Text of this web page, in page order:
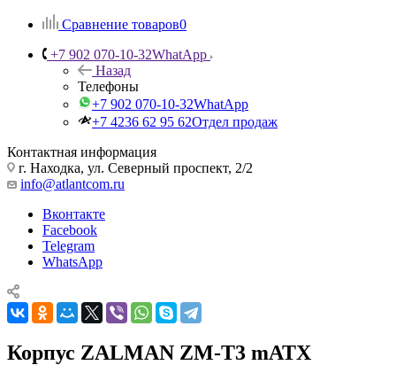
Сравнение товаров0
+7 902 070-10-32WhatApp
Назад
Телефоны
+7 902 070-10-32WhatApp
+7 4236 62 95 62Отдел продаж
Контактная информация
г. Находка, ул. Северный проспект, 2/2
info@atlantcom.ru
Вконтакте
Facebook
Telegram
WhatsApp
Корпус ZALMAN ZM-T3 mATX